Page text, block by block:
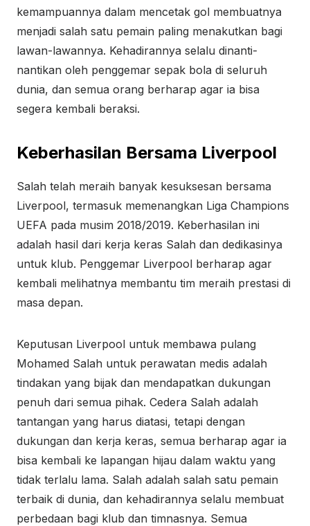
kemampuannya dalam mencetak gol membuatnya
menjadi salah satu pemain paling menakutkan bagi
lawan-lawannya. Kehadirannya selalu dinanti-
nantikan oleh penggemar sepak bola di seluruh
dunia, dan semua orang berharap agar ia bisa
segera kembali beraksi.
Keberhasilan Bersama Liverpool
Salah telah meraih banyak kesuksesan bersama
Liverpool, termasuk memenangkan Liga Champions
UEFA pada musim 2018/2019. Keberhasilan ini
adalah hasil dari kerja keras Salah dan dedikasinya
untuk klub. Penggemar Liverpool berharap agar
kembali melihatnya membantu tim meraih prestasi di
masa depan.
Keputusan Liverpool untuk membawa pulang
Mohamed Salah untuk perawatan medis adalah
tindakan yang bijak dan mendapatkan dukungan
penuh dari semua pihak. Cedera Salah adalah
tantangan yang harus diatasi, tetapi dengan
dukungan dan kerja keras, semua berharap agar ia
bisa kembali ke lapangan hijau dalam waktu yang
tidak terlalu lama. Salah adalah salah satu pemain
terbaik di dunia, dan kehadirannya selalu membuat
perbedaan bagi klub dan timnasnya. Semua